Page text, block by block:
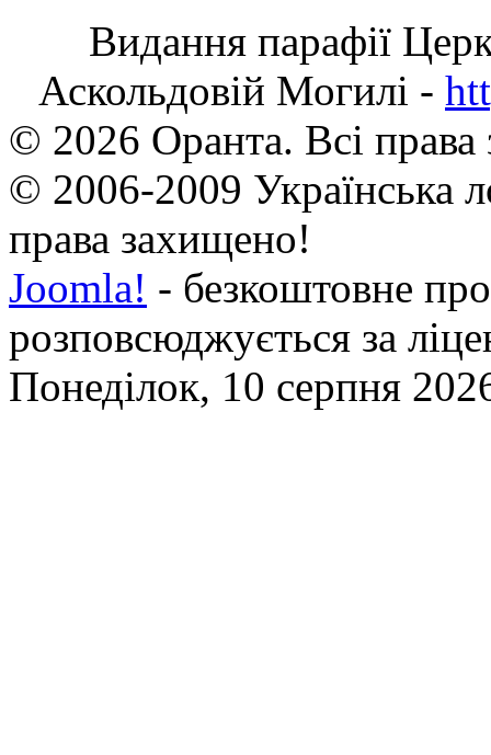
Видання парафії
Аскольдовій Могилі -
© 2026 Оранта. Всі
© 2006-2009 Українська
права захищено!
Joomla! - безкоштовне
розповсюджується за
Понеділок, 10 серпня